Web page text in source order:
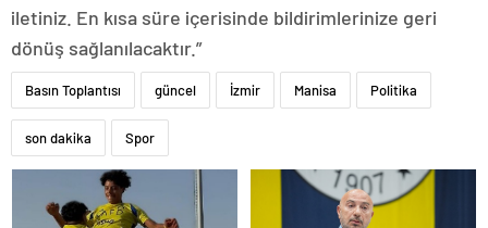
iletiniz. En kısa süre içerisinde bildirimlerinize geri
dönüş sağlanılacaktır.”
Basın Toplantısı güncel İzmir Manisa Politika
son dakika Spor